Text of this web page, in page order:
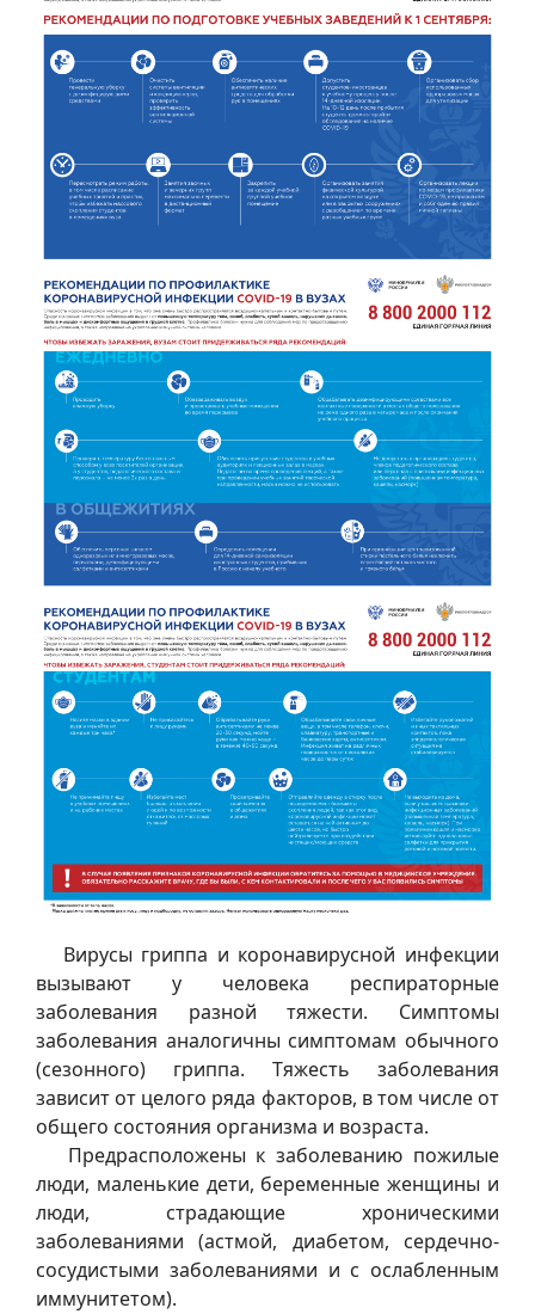
Вирусы гриппа и коронавирусной инфекции
вызывают у человека респираторные
заболевания разной тяжести. Симптомы
заболевания аналогичны симптомам обычного
(сезонного) гриппа. Тяжесть заболевания
зависит от целого ряда факторов, в том числе от
общего состояния организма и возраста.
Предрасположены к заболеванию пожилые
люди, маленькие дети, беременные женщины и
люди, страдающие хроническими
заболеваниями (астмой, диабетом, сердечно-
сосудистыми заболеваниями и с ослабленным
иммунитетом).